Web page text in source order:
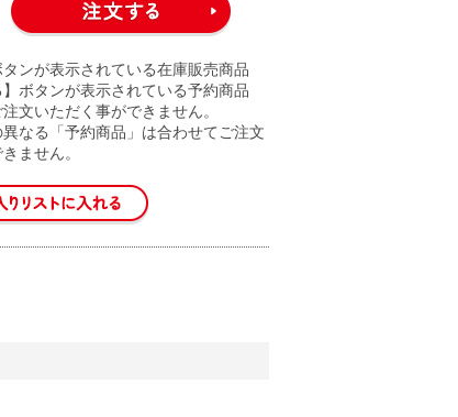
タンが表示されている在庫販売商品
ボタンが表示されている予約商品
文いただく事ができません。
異なる「予約商品」は合わせてご注文
ません。